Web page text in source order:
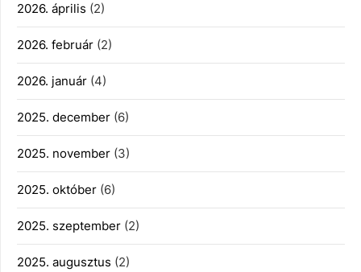
2026. április (2)
2026. február (2)
2026. január (4)
2025. december (6)
2025. november (3)
2025. október (6)
2025. szeptember (2)
2025. augusztus (2)